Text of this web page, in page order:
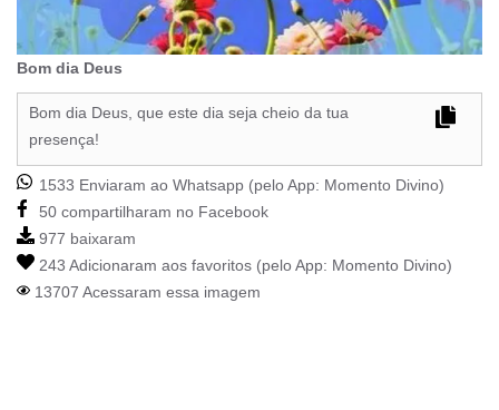
Bom dia Deus
Bom dia Deus, que este dia seja cheio da tua
presença!
1533 Enviaram ao Whatsapp (pelo App: Momento Divino)
50 compartilharam no Facebook
977 baixaram
243 Adicionaram aos favoritos (pelo App: Momento Divino)
13707 Acessaram essa imagem